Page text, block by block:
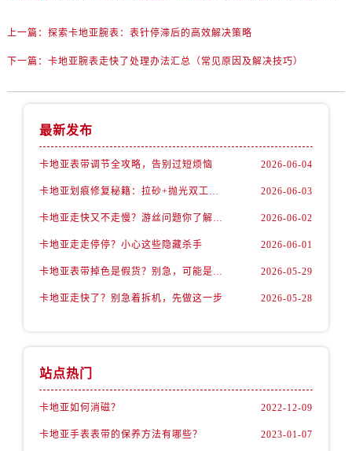
上一篇： 探索卡地亚腕表：表针停滞后的高效解决策略
下一篇： 卡地亚腕表走快了处理办法汇总（常见原因及解决技巧）
最新发布
卡地亚表带调节全攻略，告别过短烦恼 2026-06-04
卡地亚划痕修复秘籍：拉砂+抛光双工艺还原如新 2026-06-03
卡地亚走快又不走慢？游丝问题你了解多少？ 2026-06-02
卡地亚走走停停？小心这些隐藏杀手 2026-06-01
卡地亚表带掉色是假货？别急，可能是这些日常习惯惹的祸 2026-05-29
卡地亚走快了？别急着拆机，先做这一步 2026-05-28
站点热门
卡地亚如何消磁？ 2022-12-09
卡地亚手表表带的保养方法有哪些？ 2023-01-07